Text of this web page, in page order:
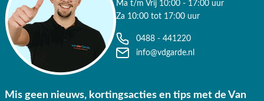
Ma t/m Vrij 10:00 - 17:00 uur
Za 10:00 tot 17:00 uur
0488 - 441220
info@vdgarde.nl
Mis geen nieuws, kortingsacties en tips met de Van